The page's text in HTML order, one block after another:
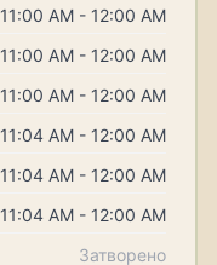
11:00 AM - 12:00 AM
11:00 AM - 12:00 AM
11:00 AM - 12:00 AM
11:04 AM - 12:00 AM
11:04 AM - 12:00 AM
11:04 AM - 12:00 AM
Затворено